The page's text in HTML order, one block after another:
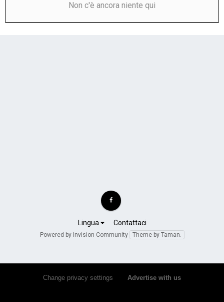
Non c'è ancora niente qui
Lingua Contattaci
Powered by Invision Community Theme by Taman.
Change privacy settings Advertise with us